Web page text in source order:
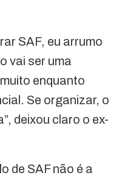
SAF, eu arrumo
vai ser uma
enquanto
Se organizar, o
deixou claro o ex-
de SAF não é a